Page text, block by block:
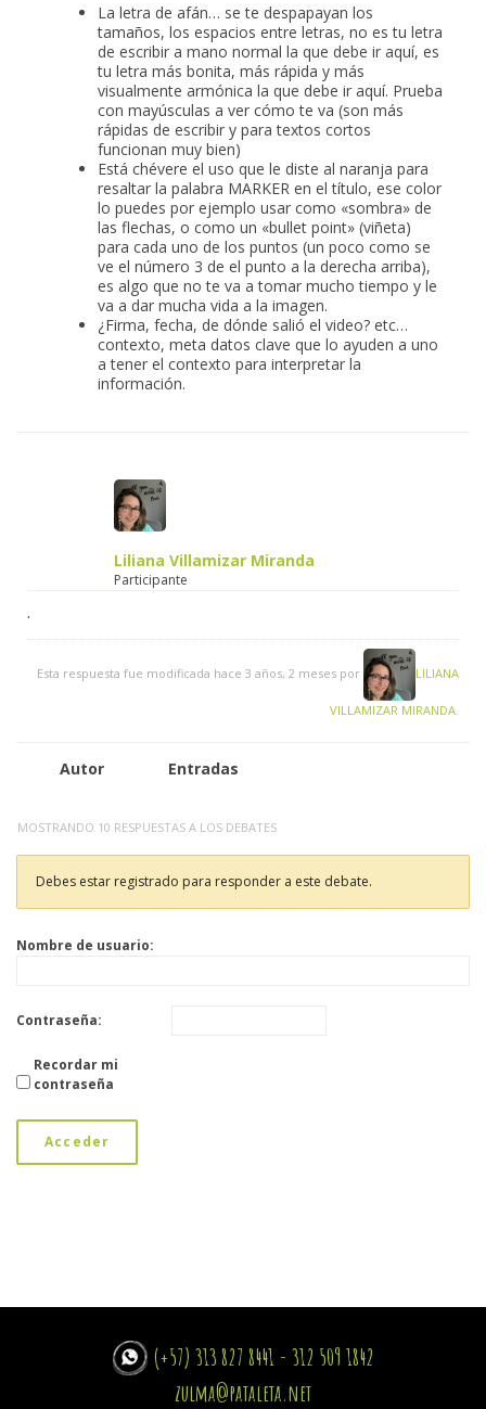
La letra de afán… se te despapayan los
tamaños, los espacios entre letras, no es tu letra
de escribir a mano normal la que debe ir aquí, es
tu letra más bonita, más rápida y más
visualmente armónica la que debe ir aquí. Prueba
con mayúsculas a ver cómo te va (son más
rápidas de escribir y para textos cortos
funcionan muy bien)
Está chévere el uso que le diste al naranja para
resaltar la palabra MARKER en el título, ese color
lo puedes por ejemplo usar como «sombra» de
las flechas, o como un «bullet point» (viñeta)
para cada uno de los puntos (un poco como se
ve el número 3 de el punto a la derecha arriba),
es algo que no te va a tomar mucho tiempo y le
va a dar mucha vida a la imagen.
¿Firma, fecha, de dónde salió el video? etc…
contexto, meta datos clave que lo ayuden a uno
a tener el contexto para interpretar la
información.
Liliana Villamizar Miranda
Participante
.
Esta respuesta fue modificada hace 3 años, 2 meses por LILIANA
VILLAMIZAR MIRANDA
Autor Entradas
MOSTRANDO 10 RESPUESTAS A LOS DEBATES
Debes estar registrado para responder a este debate.
Nombre de usuario:
Contraseña:
Recordar mi
contraseña
Acceder
(+57) 313 827 8441 - 312 509 1842
zulma@pataleta.net